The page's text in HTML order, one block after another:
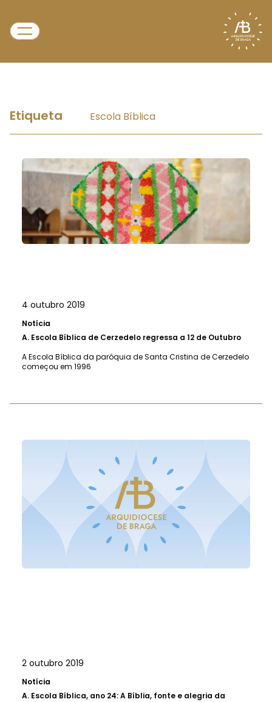
Etiqueta Escola Bíblica
4 outubro 2019
Notícia
A. Escola Bíblica de Cerzedelo regressa a 12 de Outubro
A Escola Bíblica da paróquia de Santa Cristina de Cerzedelo
começou em 1996
2 outubro 2019
Notícia
A. Escola Bíblica, ano 24: A Bíblia, fonte e alegria da